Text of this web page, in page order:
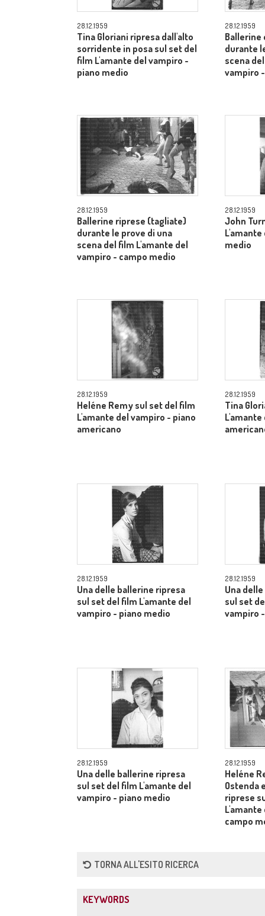
28.12.1959
Tina Gloriani ripresa dall'alto
sorridente in posa sul set del
film L'amante del vampiro -
piano medio
28.12.1959
Ballerine
durante
scena
vampiro
28.12.1959
Ballerine riprese (tagliate)
durante le prove di una
scena del film L'amante del
vampiro - campo medio
28.12.1959
John
medio
28.12.1959
Heléne Remy sul set del film
L'amante del vampiro - piano
americano
28.12.1959
Tina
28.12.1959
Una delle ballerine ripresa
sul set del film L'amante del
vampiro - piano medio
28.12.1959
Una
sul set
vampiro
28.12.1959
Una delle ballerine ripresa
sul set del film L'amante del
vampiro - piano medio
28.12.1959
Heléne
Ostenda
riprese
campo
TORNA ALL'ESITO RICERCA
KEYWORDS